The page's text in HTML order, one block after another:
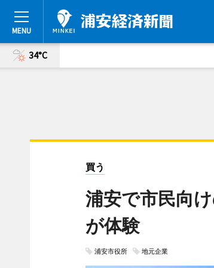
34°C
買う
浦安で市民向
が体験
浦安市役所 地元企業